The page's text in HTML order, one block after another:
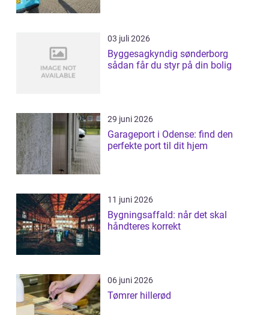
03 juli 2026
Byggesagkyndig sønderborg
sådan får du styr på din bolig
29 juni 2026
Garageport i Odense: find den
perfekte port til dit hjem
11 juni 2026
Bygningsaffald: når det skal
håndteres korrekt
06 juni 2026
Tømrer hillerød